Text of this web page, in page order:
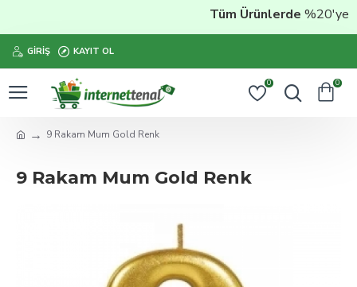
Tüm Ürünlerde%20'ye
GIRIŞ KAYIT OL
0 0
9 Rakam Mum Gold Renk
9 Rakam Mum Gold Renk